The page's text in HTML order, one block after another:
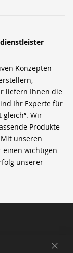
Konzepten
liefern Ihnen die
Ihr Experte für
gleich“. Wir
Produkte
unseren
einen wichtigen
unserer